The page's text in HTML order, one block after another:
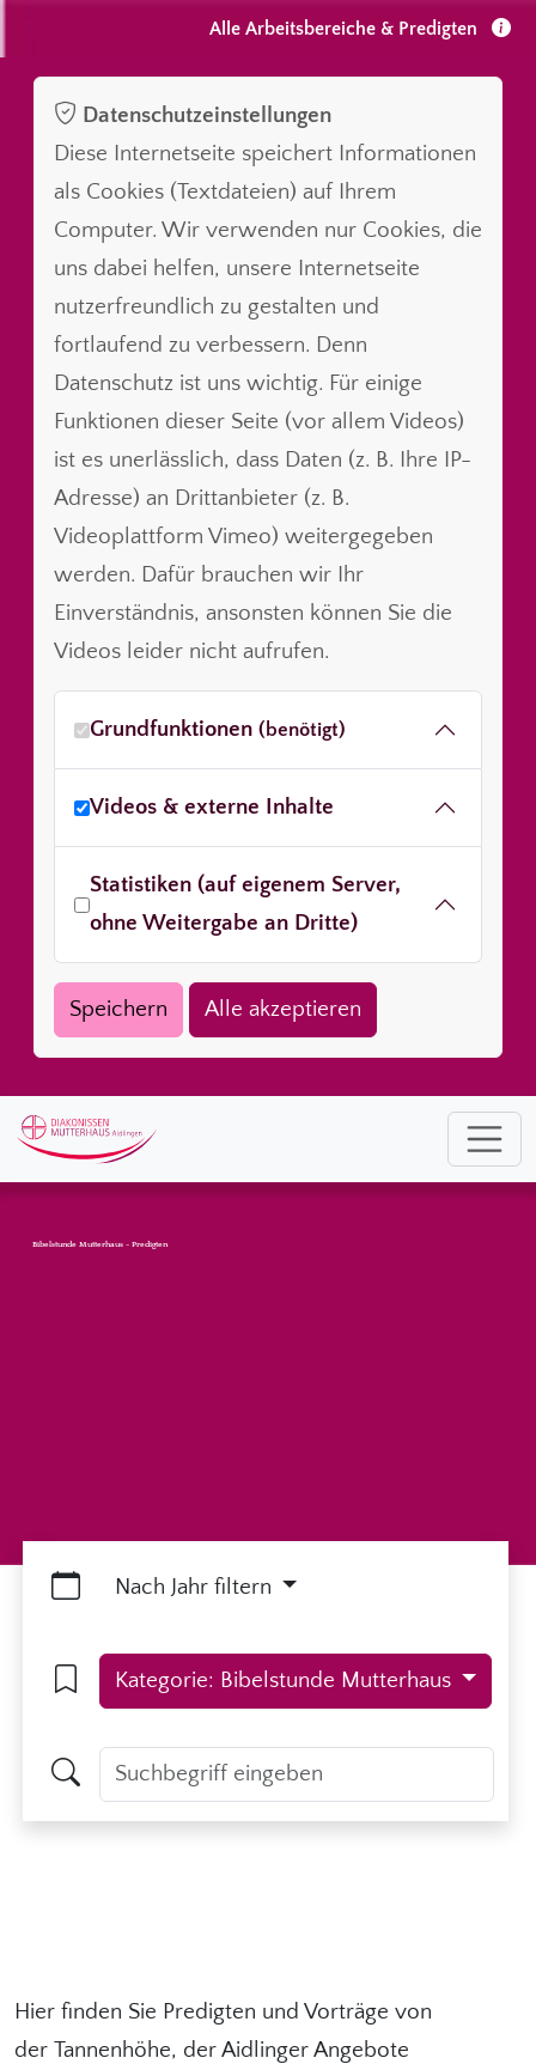
Alle Arbeitsbereiche & Predigten
Datenschutzeinstellungen
Diese Internetseite speichert Informationen
als Cookies (Textdateien) auf Ihrem
Computer. Wir verwenden nur Cookies, die
uns dabei helfen, unsere Internetseite
nutzerfreundlich zu gestalten und
fortlaufend zu verbessern. Denn
Datenschutz ist uns wichtig. Für einige
Funktionen dieser Seite (vor allem Videos)
ist es unerlässlich, dass Daten (z. B. Ihre IP-
Adresse) an Drittanbieter (z. B.
Videoplattform Vimeo) weitergegeben
werden. Dafür brauchen wir Ihr
Einverständnis, ansonsten können Sie die
Videos leider nicht aufrufen.
Grundfunktionen (benötigt)
Videos & externe Inhalte
Statistiken (auf eigenem Server,
ohne Weitergabe an Dritte)
Bibelstunde Mutterhaus - Predigten
Nach Jahr filtern
Kategorie: Bibelstunde Mutterhaus
Hier finden Sie Predigten und Vorträge von
der Tannenhöhe, der Aidlinger Angebote